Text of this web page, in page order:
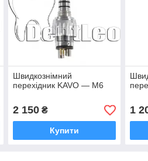
Швидкознімний
перехідник KAVO — M6
2 150₴
Купити
1